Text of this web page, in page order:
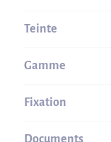
Teinte
Gamme
Fixation
Documents